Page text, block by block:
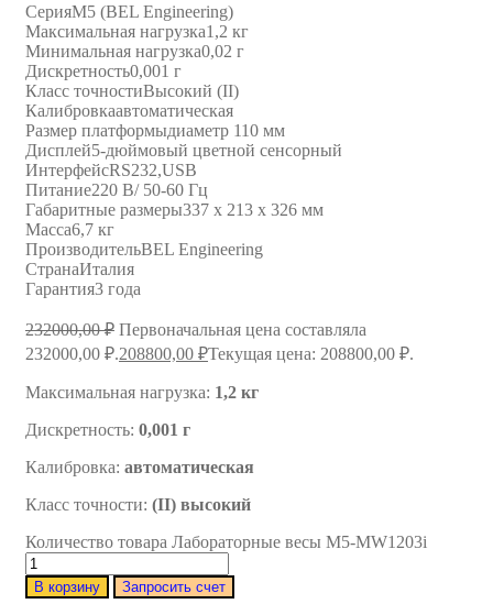
СерияM5 (BEL Engineering)
Максимальная нагрузка1,2 кг
Минимальная нагрузка0,02 г
Дискретность0,001 г
Класс точностиВысокий (II)
Калибровкаавтоматическая
Размер платформыдиаметр 110 мм
Дисплей5-дюймовый цветной сенсорный
ИнтерфейсRS232,USB
Питание220 В/ 50-60 Гц
Габаритные размеры337 х 213 х 326 мм
Масса6,7 кг
ПроизводительBEL Engineering
СтранаИталия
Гарантия3 года
232000,00₽ Первоначальная цена составляла
232000,00 ₽.208800,00 ₽Текущая цена: 208800,00 ₽.
Максимальная нагрузка: 1,2 кг
Дискретность: 0,001 г
Калибровка: автоматическая
Класс точности: (II) высокий
Количество товара Лабораторные весы M5-MW1203i
В корзину Запросить счет